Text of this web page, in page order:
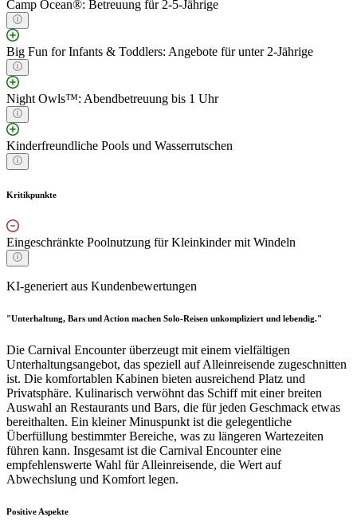
Camp Ocean®: Betreuung für 2-5-Jährige
Big Fun for Infants & Toddlers: Angebote für unter 2-Jährige
Night Owls™: Abendbetreuung bis 1 Uhr
Kinderfreundliche Pools und Wasserrutschen
Kritikpunkte
Eingeschränkte Poolnutzung für Kleinkinder mit Windeln
KI-generiert aus Kundenbewertungen
"Unterhaltung, Bars und Action machen Solo-Reisen unkompliziert und lebendig."
Die Carnival Encounter überzeugt mit einem vielfältigen
Unterhaltungsangebot, das speziell auf Alleinreisende zugeschnitten
ist. Die komfortablen Kabinen bieten ausreichend Platz und
Privatsphäre. Kulinarisch verwöhnt das Schiff mit einer breiten
Auswahl an Restaurants und Bars, die für jeden Geschmack etwas
bereithalten. Ein kleiner Minuspunkt ist die gelegentliche
Überfüllung bestimmter Bereiche, was zu längeren Wartezeiten
führen kann. Insgesamt ist die Carnival Encounter eine
empfehlenswerte Wahl für Alleinreisende, die Wert auf
Abwechslung und Komfort legen.
Positive Aspekte